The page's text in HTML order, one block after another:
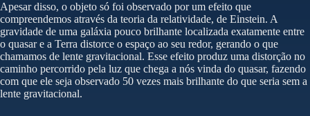
Apesar disso, o objeto só foi observado por um efeito que
compreendemos através da teoria da relatividade, de Einstein. A
gravidade de uma galáxia pouco brilhante localizada exatamente entre
o quasar e a Terra distorce o espaço ao seu redor, gerando o que
chamamos de lente gravitacional. Esse efeito produz uma distorção no
caminho percorrido pela luz que chega a nós vinda do quasar, fazendo
com que ele seja observado 50 vezes mais brilhante do que seria sem a
lente gravitacional.